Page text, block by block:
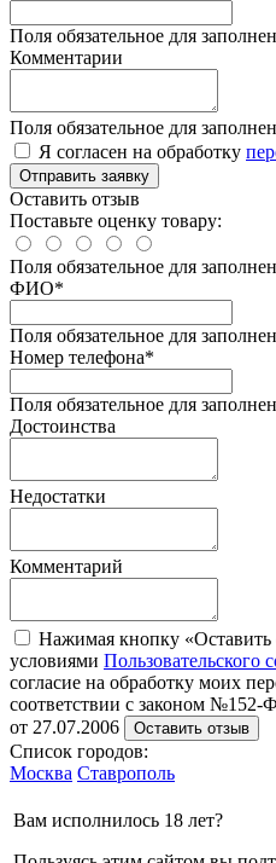
Поля обязательное для
Комментарии
Поля обязательное для
Я согласен на обработку
Отправить заявку
Оставить отзыв
Поставьте оценку товару:
Поля обязательное для
ФИО*
Поля обязательное для
Номер телефона*
Поля обязательное для
Достоинства
Недостатки
Комментарий
Нажимая кнопку «Оставить
условиями Пользовательского
согласие на обработку моих
соответствии с законом
от 27.07.2006
Оставить отзыв
Список городов:
Москва Ставрополь
Вам исполнилось 18 лет?